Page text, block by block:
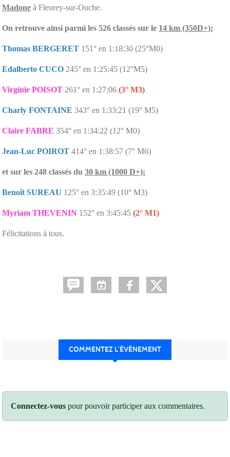
Madone à Fleurey-sur-Ouche.
On retrouve ainsi parmi les 526 classés sur le 14 km (350D+):
Thomas BERGERET 151° en 1:18:30 (25°M0)
Edalberto CUCO 245° en 1:25:45 (12°M5)
Virginie POISOT 261° en 1:27:06 (3° M3)
Charly FONTAINE 343° en 1:33:21 (19° M5)
Claire FABRE 354° en 1:34:22 (12° M0)
Jean-Luc POIROT 414° en 1:38:57 (7° M6)
et sur les 248 classés du 30 km (1000 D+):
Benoît SUREAU 125° en 3:35:49 (10° M3)
Myriam THEVENIN 152° en 3:45:45 (2° M1)
Félicitations à tous.
COMMENTEZ L’ÉVÈNEMENT
Connectez-vous pour pouvoir participer aux commentaires.